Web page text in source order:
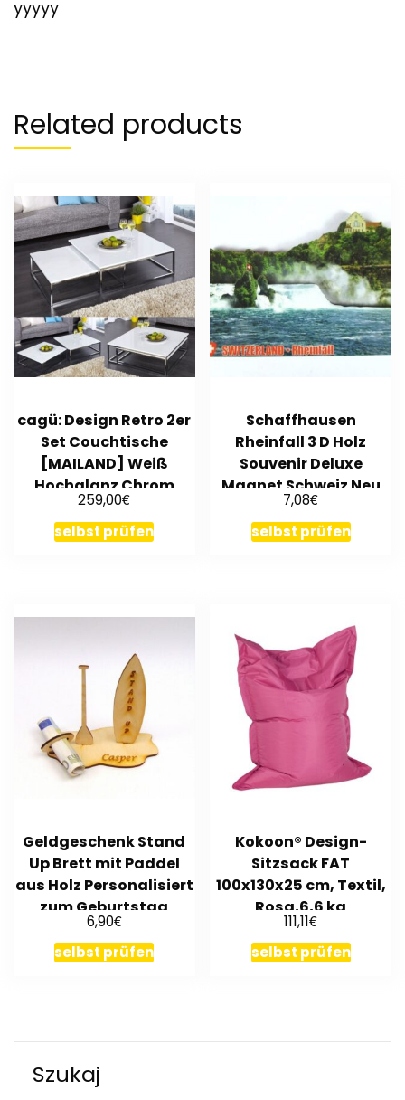
yyyyy
Related products
cagü: Design Retro 2er
Set Couchtische
[MAILAND] Weiß
Hochglanz Chrom
75/65cm
259,00€
selbst prüfen
Schaffhausen
Rheinfall 3 D Holz
Souvenir Deluxe
Magnet Schweiz Neu
7,08€
selbst prüfen
Geldgeschenk Stand
Up Brett mit Paddel
aus Holz Personalisiert
zum Geburtstag
6,90€
selbst prüfen
Kokoon® Design-
Sitzsack FAT
100x130x25 cm, Textil,
Rosa,6,6 kg
111,11€
selbst prüfen
Szukaj